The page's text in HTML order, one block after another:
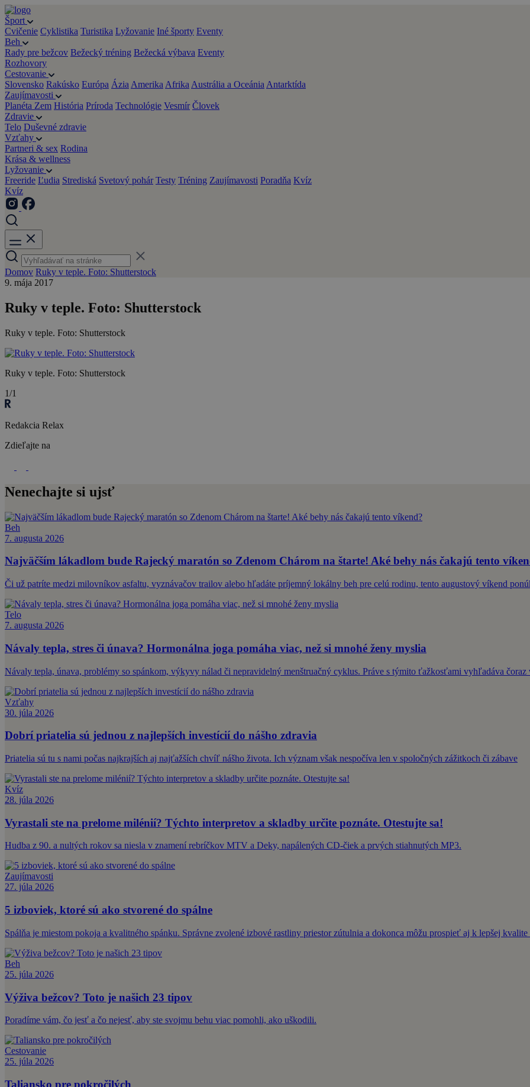
Šport
Cvičenie Cyklistika Turistika Lyžovanie Iné športy Eventy
Beh
Rady pre bežcov Bežecký tréning Bežecká výbava Eventy
Rozhovory
Cestovanie
Slovensko Rakúsko Európa Ázia Amerika Afrika Austrália a Oceánia Antarktída
Zaujímavosti
Planéta Zem História Príroda Technológie Vesmír Človek
Zdravie
Telo Duševné zdravie
Vzťahy
Partneri & sex Rodina
Krása & wellness
Lyžovanie
Freeride Ľudia Strediská Svetový pohár Testy Tréning Zaujímavosti Poradňa Kvíz
Kvíz
Domov Ruky v teple. Foto: Shutterstock
9. mája 2017
Ruky v teple. Foto: Shutterstock
Ruky v teple. Foto: Shutterstock
Ruky v teple. Foto: Shutterstock
1/1
Redakcia Relax
Zdieľajte na
Nenechajte si ujsť
Beh
7. augusta 2026
Najväčším lákadlom bude Rajecký maratón so Zdenom Chárom na štarte! Aké behy nás čakajú tento
Či už patríte medzi milovníkov asfaltu, vyznávačov trailov alebo hľadáte príjemný lokálny beh pre celú rodinu, tento augustový víkend
Telo
7. augusta 2026
Návaly tepla, stres či únava? Hormonálna joga pomáha viac, než si mnohé ženy myslia
Návaly tepla, únava, problémy so spánkom, výkyvy nálad či nepravidelný menštruačný cyklus. Práve s týmito ťažkosťami vyhľadáva čoraz
Vzťahy
30. júla 2026
Dobrí priatelia sú jednou z najlepších investícií do nášho zdravia
Priatelia sú tu s nami počas najkrajších aj najťažších chvíľ nášho života. Ich význam však nespočíva len v spoločných zážitkoch či zábave
Kvíz
28. júla 2026
Vyrastali ste na prelome milénií? Týchto interpretov a skladby určite poznáte. Otestujte sa!
Hudba z 90. a nultých rokov sa niesla v znamení rebríčkov MTV a Deky, napálených CD-čiek a prvých stiahnutých MP3.
Zaujímavosti
27. júla 2026
5 izboviek, ktoré sú ako stvorené do spálne
Spálňa je miestom pokoja a kvalitného spánku. Správne zvolené izbové rastliny priestor zútulnia a dokonca môžu prospieť aj k lepšej kvalite
Beh
25. júla 2026
Výživa bežcov? Toto je našich 23 tipov
Poradíme vám, čo jesť a čo nejesť, aby ste svojmu behu viac pomohli, ako uškodili.
Cestovanie
25. júla 2026
Taliansko pre pokročilých